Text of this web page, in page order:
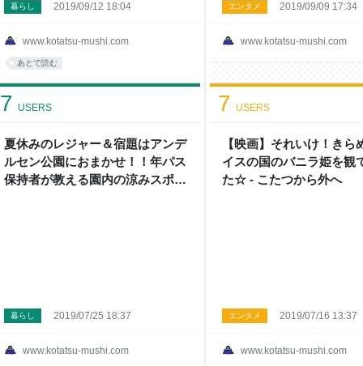
www.kotatsu-mushi.com
暮らし 2019/09/12 18:04
あとで読む
www.kotatsu-mushi.com
エンタメ 2019/09/09 17:34
夏休みのレジャー＆宿題はアンデ
ルセン公園におまかせ！！年パス
保持者が教える園内の涼みスポッ
7 USERS
www.kotatsu-mushi.com
暮らし 2019/07/25 18:37
【映画】それいけ！きら
イスの国のバニラ姫を観
た☆ - こたつから外へ
7 USERS
www.kotatsu-mushi.com
エンタメ 2019/07/16 13:37